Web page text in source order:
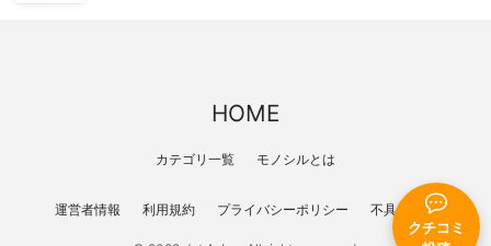
クチコミ
HOME
カテゴリ一覧 モノシルとは
運営者情報 利用規約 プライバシーポリシー 不具合報告